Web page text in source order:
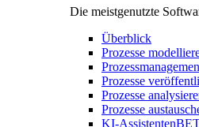
Die meistgenutzte
Überblick
Prozesse
Prozesse
Prozesse
Prozesse
KI-Assistenten